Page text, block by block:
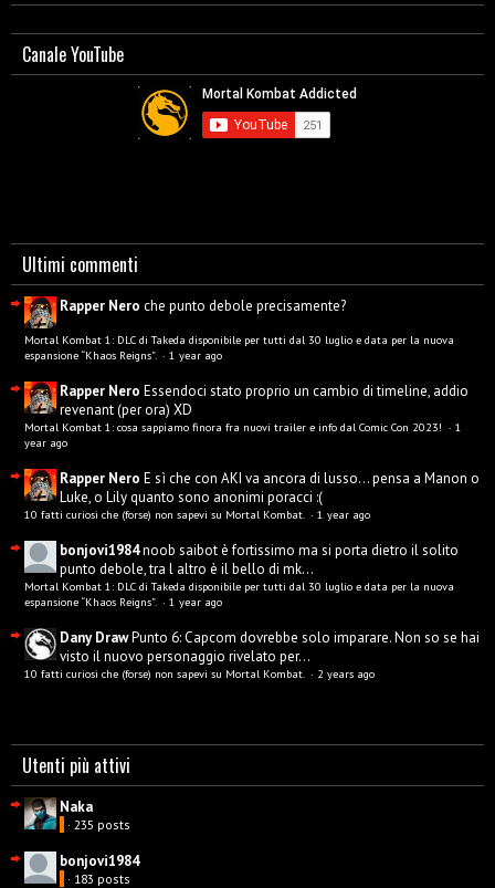
Canale YouTube
Ultimi commenti
Rapper Nero che punto debole precisamente?
Mortal Kombat 1: DLC di Takeda disponibile per tutti dal 30 luglio e data per la nuova
espansione “Khaos Reigns”. · 1 year ago
Rapper Nero Essendoci stato proprio un cambio di timeline, addio
revenant (per ora) XD
Mortal Kombat 1: cosa sappiamo finora fra nuovi trailer e info dal Comic Con 2023! · 1
year ago
Rapper Nero E sì che con AKI va ancora di lusso... pensa a Manon o
Luke, o Lily quanto sono anonimi poracci :(
10 fatti curiosi che (forse) non sapevi su Mortal Kombat. · 1 year ago
bonjovi1984noob saibot è fortissimo ma si porta dietro il solito
punto debole, tra l altro è il bello di mk...
Mortal Kombat 1: DLC di Takeda disponibile per tutti dal 30 luglio e data per la nuova
espansione “Khaos Reigns”. · 1 year ago
Dany DrawPunto 6: Capcom dovrebbe solo imparare. Non so se hai
visto il nuovo personaggio rivelato per...
10 fatti curiosi che (forse) non sapevi su Mortal Kombat. · 2 years ago
Utenti più attivi
Naka
· 235 posts
bonjovi1984
· 183 posts